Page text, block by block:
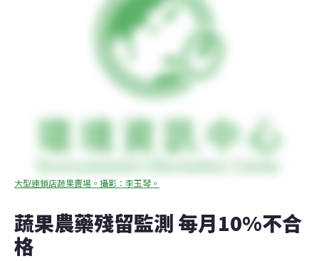
大型連鎖店蔬果賣場。攝影：李玉琴。
蔬果農藥殘留監測 每月10%不合
格